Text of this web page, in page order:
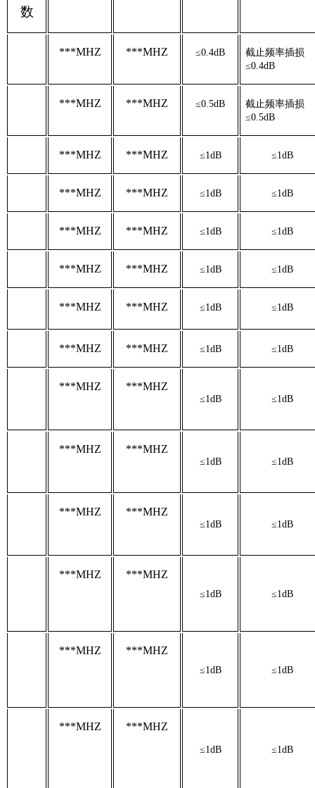
数
***MHZ ***MHZ ≤0.4dB
截止频率插损
≤0.4dB
***MHZ ***MHZ ≤0.5dB
截止频率插损
≤0.5dB
***MHZ ***MHZ ≤1dB ≤1dB
***MHZ ***MHZ ≤1dB ≤1dB
***MHZ ***MHZ ≤1dB ≤1dB
***MHZ ***MHZ ≤1dB ≤1dB
***MHZ ***MHZ ≤1dB ≤1dB
***MHZ ***MHZ ≤1dB ≤1dB
***MHZ ***MHZ
≤1dB ≤1dB
***MHZ ***MHZ
≤1dB ≤1dB
***MHZ ***MHZ
≤1dB ≤1dB
***MHZ ***MHZ
≤1dB ≤1dB
***MHZ ***MHZ
≤1dB ≤1dB
***MHZ ***MHZ
≤1dB ≤1dB